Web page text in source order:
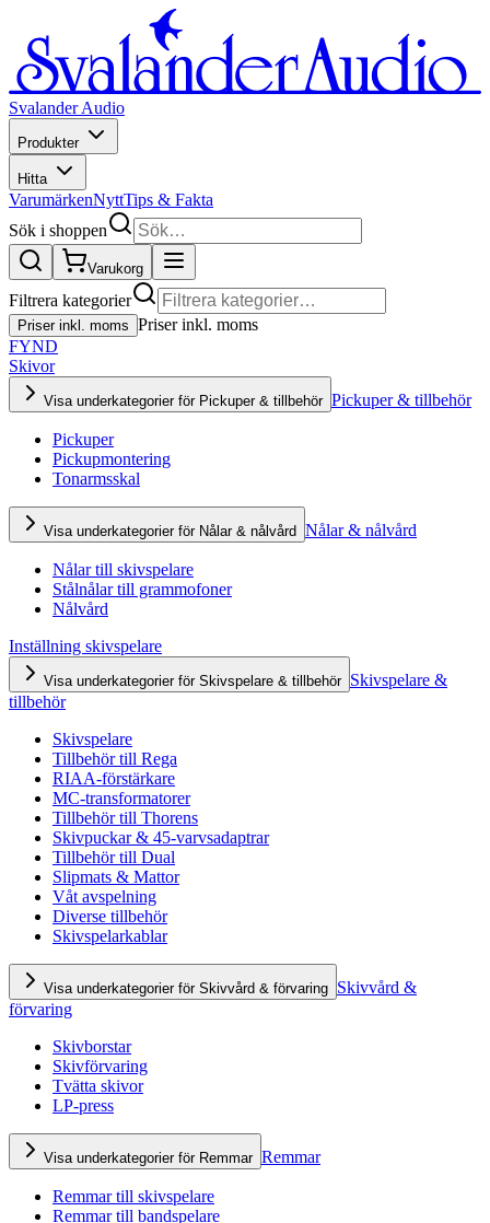
Svalander Audio
Produkter
Hitta
VarumärkenNyttTips & Fakta
Sök i shoppen
Varukorg
Filtrera kategorier
Priser inkl. moms Priser inkl. moms
FYND
Skivor
Visa underkategorier för Pickuper & tillbehör Pickuper & tillbehör
Pickuper
Pickupmontering
Tonarmsskal
Visa underkategorier för Nålar & nålvård Nålar & nålvård
Nålar till skivspelare
Stålnålar till grammofoner
Nålvård
Inställning skivspelare
Visa underkategorier för Skivspelare & tillbehör Skivspelare &
tillbehör
Skivspelare
Tillbehör till Rega
RIAA-förstärkare
MC-transformatorer
Tillbehör till Thorens
Skivpuckar & 45-varvsadaptrar
Tillbehör till Dual
Slipmats & Mattor
Våt avspelning
Diverse tillbehör
Skivspelarkablar
Visa underkategorier för Skivvård & förvaring Skivvård &
förvaring
Skivborstar
Skivförvaring
Tvätta skivor
LP-press
Visa underkategorier för Remmar Remmar
Remmar till skivspelare
Remmar till bandspelare